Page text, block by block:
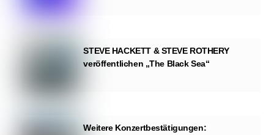
STEVE HACKETT & STEVE ROTHERY
veröffentlichen „The Black Sea“
Weitere Konzertbestätigungen: